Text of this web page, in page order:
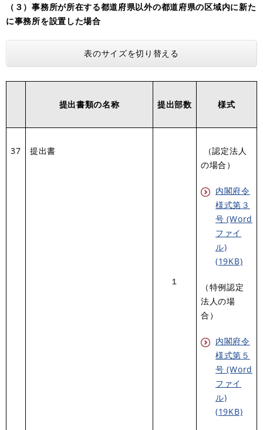
（３）事務所が所在する都道府県以外の都道府県の区域内に新た
に事務所を設置した場合
表のサイズを切り替える
提出書類の名称 提出部数 様式
37 提出書
１
（認定法人
の場合）
内閣府令
様式第３
号 (Word
ファイ
ル)
(19KB)
（特例認定
法人の場
合）
内閣府令
様式第５
号 (Word
ファイ
ル)
(19KB)